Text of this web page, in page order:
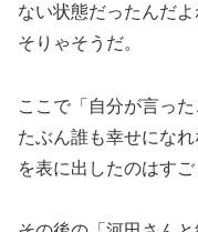
ない状態だったんだよ
そりゃそうだ。
ここで「自分が言っ
たぶん誰も幸せにな
を表に出したのはすご